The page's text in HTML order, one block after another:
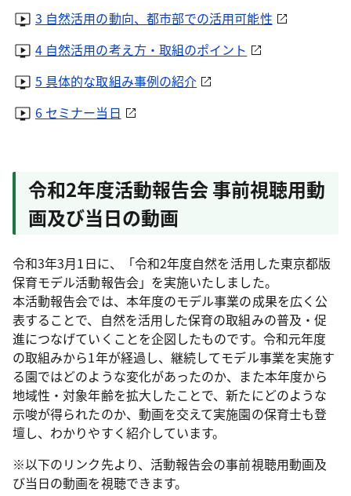
3 自然活用の動向、都市部での活用可能性
4 自然活用の考え方・取組のポイント
5 具体的な取組み事例の紹介
6 セミナー当日
令和2年度活動報告会 事前視聴用動
画及び当日の動画
令和3年3月1日に、「令和2年度自然を活用した東京都版
保育モデル活動報告会」を実施いたしました。
本活動報告会では、本年度のモデル事業の成果を広く公
表することで、自然を活用した保育の取組みの普及・促
進につなげていくことを企図したものです。令和元年度
の取組みから1年が経過し、継続してモデル事業を実施す
る園ではどのような変化があったのか、また本年度から
地域性・対象年齢を拡大したことで、新たにどのような
示唆が得られたのか、動画を交えて実施園の保育士も登
壇し、わかりやすく紹介しています。
※以下のリンク先より、活動報告会の事前視聴用動画及
び当日の動画を視聴できます。